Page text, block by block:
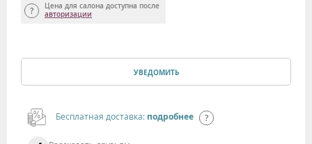
Цена для салона доступна после
авторизации
УВЕДОМИТЬ
Бесплатная доставка: подробнее